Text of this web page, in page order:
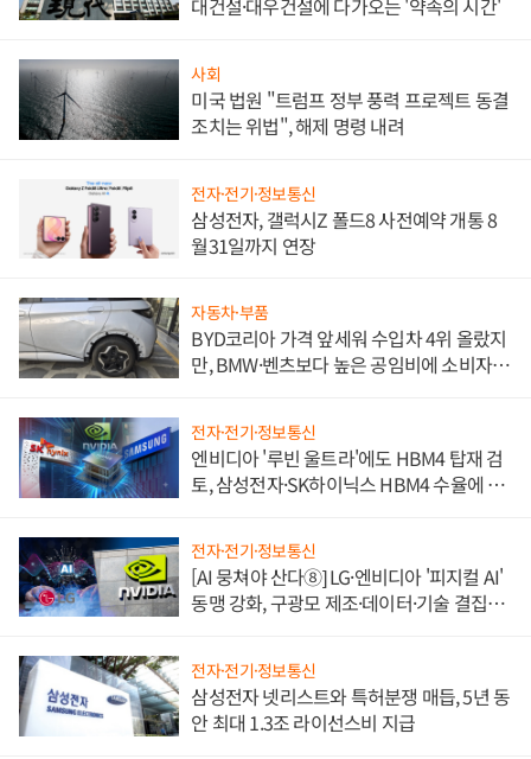
대건설·대우건설에 다가오는 '약속의 시간'
사회
미국 법원 "트럼프 정부 풍력 프로젝트 동결
조치는 위법", 해제 명령 내려
전자·전기·정보통신
삼성전자, 갤럭시Z 폴드8 사전예약 개통 8
월31일까지 연장
자동차·부품
BYD코리아 가격 앞세워 수입차 4위 올랐지
만, BMW·벤츠보다 높은 공임비에 소비자
전자·전기·정보통신
엔비디아 '루빈 울트라'에도 HBM4 탑재 검
토, 삼성전자·SK하이닉스 HBM4 수율에 주
전자·전기·정보통신
[AI 뭉쳐야 산다⑧] LG·엔비디아 '피지컬 AI'
동맹 강화, 구광모 제조·데이터·기술 결집
전자·전기·정보통신
삼성전자 넷리스트와 특허분쟁 매듭, 5년 동
안 최대 1.3조 라이선스비 지급